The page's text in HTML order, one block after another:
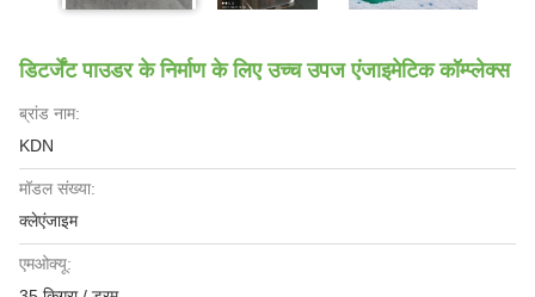
डिटर्जेंट पाउडर के निर्माण के लिए उच्च उपज एंजाइमेटिक कॉम्प्लेक्स
ब्रांड नाम:
KDN
मॉडल संख्या:
क्लेएंजाइम
एमओक्यू: